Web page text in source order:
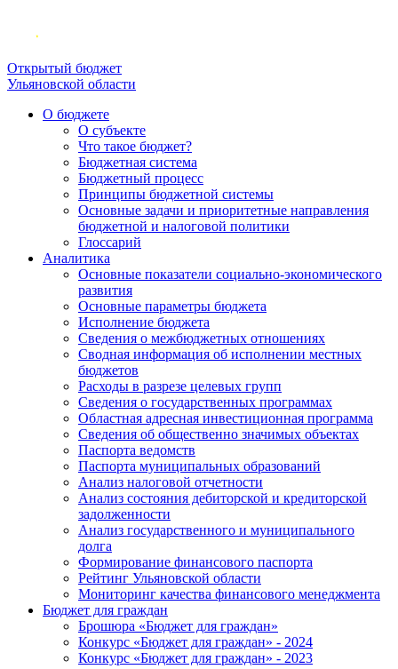
Открытый бюджет
Ульяновской области
О бюджете
О субъекте
Что такое бюджет?
Бюджетная система
Бюджетный процесс
Принципы бюджетной системы
Основные задачи и приоритетные направления
бюджетной и налоговой политики
Глоссарий
Аналитика
Основные показатели социально-экономического
развития
Основные параметры бюджета
Исполнение бюджета
Сведения о межбюджетных отношениях
Сводная информация об исполнении местных
бюджетов
Расходы в разрезе целевых групп
Сведения о государственных программах
Областная адресная инвестиционная программа
Сведения об общественно значимых объектах
Паспорта ведомств
Паспорта муниципальных образований
Анализ налоговой отчетности
Анализ состояния дебиторской и кредиторской
задолженности
Анализ государственного и муниципального
долга
Формирование финансового паспорта
Рейтинг Ульяновской области
Мониторинг качества финансового менеджмента
Бюджет для граждан
Брошюра «Бюджет для граждан»
Конкурс «Бюджет для граждан» - 2024
Конкурс «Бюджет для граждан» - 2023